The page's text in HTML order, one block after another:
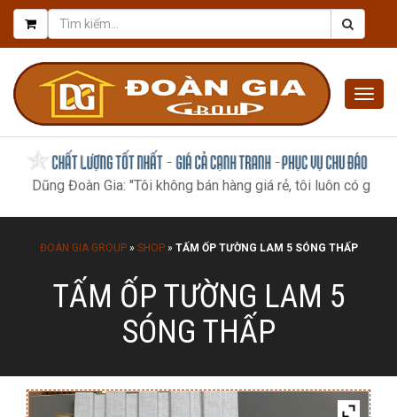
Đoàn Gia: "Tôi không bán hàng giá rẻ, tôi luôn có giá tốt
ĐOÀN GIA GROUP» SHOP» TẤM ỐP TƯỜNG LAM 5 SÓNG THẤP
TẤM ỐP TƯỜNG LAM 5
SÓNG THẤP